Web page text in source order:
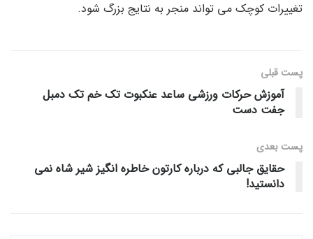
تغییرات کوچک می تواند منجر به نتایج بزرگ شود.
پست قبلی
آموزش حرکات ورزشی ساعد عنکبوت تک خم تک دمبل
جفت دست
پست‌ بعدی
حقایق جالبی که درباره کارتون خاطره انگیز شیر شاه نمی
دانستید!